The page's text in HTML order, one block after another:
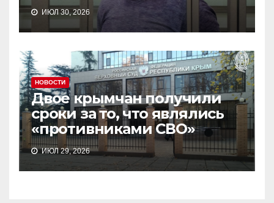
ИЮЛ 30, 2026
НОВОСТИ
Двое крымчан получили
сроки за то, что являлись
«противниками СВО»
ИЮЛ 29, 2026